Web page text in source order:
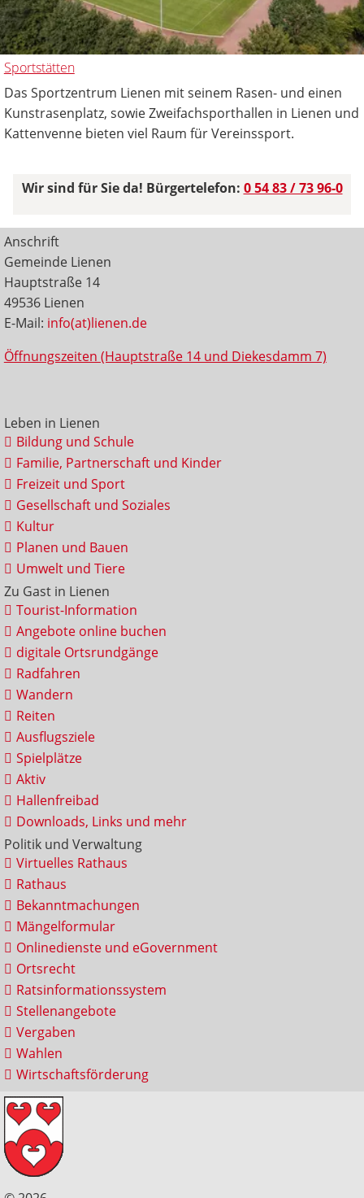
Sportstätten
Das Sportzentrum Lienen mit seinem Rasen- und einen
Kunstrasenplatz, sowie Zweifachsporthallen in Lienen und
Kattenvenne bieten viel Raum für Vereinssport.
Wir sind für Sie da! Bürgertelefon: 0 54 83 / 73 96-0
Anschrift
Gemeinde Lienen
Hauptstraße 14
49536 Lienen
E-Mail: info(at)lienen.de
Öffnungszeiten (Hauptstraße 14 und Diekesdamm 7)
Leben in Lienen
Bildung und Schule
Familie, Partnerschaft und Kinder
Freizeit und Sport
Gesellschaft und Soziales
Kultur
Planen und Bauen
Umwelt und Tiere
Zu Gast in Lienen
Tourist-Information
Angebote online buchen
digitale Ortsrundgänge
Radfahren
Wandern
Reiten
Ausflugsziele
Spielplätze
Aktiv
Hallenfreibad
Downloads, Links und mehr
Politik und Verwaltung
Virtuelles Rathaus
Rathaus
Bekanntmachungen
Mängelformular
Onlinedienste und eGovernment
Ortsrecht
Ratsinformationssystem
Stellenangebote
Vergaben
Wahlen
Wirtschaftsförderung